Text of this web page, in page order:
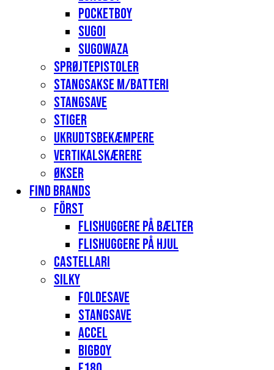
Pocketboy
Sugoi
Sugowaza
Sprøjtepistoler
Stangsakse m/batteri
Stangsave
Stiger
Ukrudtsbekæmpere
Vertikalskærere
Økser
Find Brands
Först
Flishuggere på bælter
Flishuggere på hjul
Castellari
Silky
Foldesave
Stangsave
Accel
Bigboy